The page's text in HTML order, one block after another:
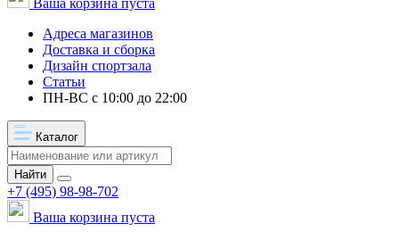
Ваша корзина пуста
Адреса магазинов
Доставка и сборка
Дизайн спортзала
Статьи
ПН-ВС с 10:00 до 22:00
Каталог
Найти
+7 (495) 98-98-702
Ваша корзина пуста